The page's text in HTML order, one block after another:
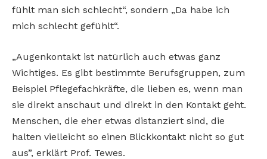
fühlt man sich schlecht“, sondern „Da habe ich
mich schlecht gefühlt“.
„Augenkontakt ist natürlich auch etwas ganz
Wichtiges. Es gibt bestimmte Berufsgruppen, zum
Beispiel Pflegefachkräfte, die lieben es, wenn man
sie direkt anschaut und direkt in den Kontakt geht.
Menschen, die eher etwas distanziert sind, die
halten vielleicht so einen Blickkontakt nicht so gut
aus”, erklärt Prof. Tewes.